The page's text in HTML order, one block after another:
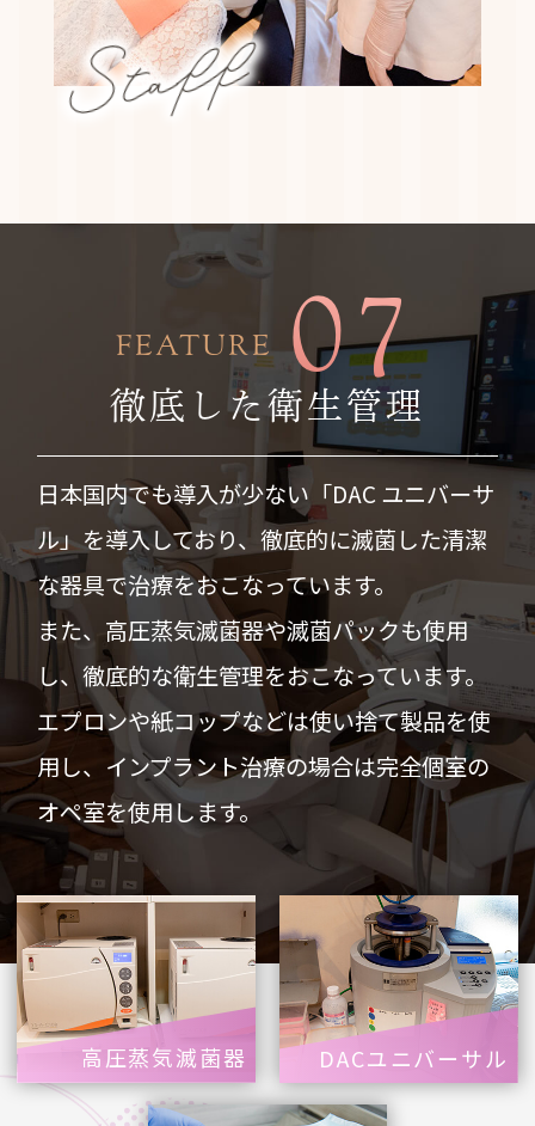
Staff
FEATURE 07
徹底した衛生管理
日本国内でも導入が少ない「DAC ユニバーサ
ル」を導入しており、徹底的に滅菌した清潔
な器具で治療をおこなっています。
また、高圧蒸気滅菌器や滅菌パックも使用
し、徹底的な衛生管理をおこなっています。
エプロンや紙コップなどは使い捨て製品を使
用し、インプラント治療の場合は完全個室の
オペ室を使用します。
高圧蒸気滅菌器 DACユニバーサル